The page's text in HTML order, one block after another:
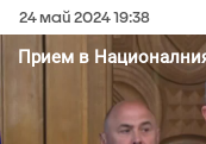
24 май 2024 19:38